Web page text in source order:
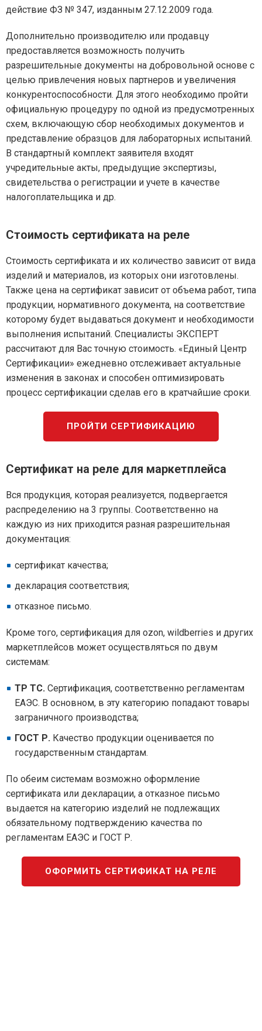
действие ФЗ № 347, изданным 27.12.2009 года.
Дополнительно производителю или продавцу
предоставляется возможность получить
разрешительные документы на добровольной основе с
целью привлечения новых партнеров и увеличения
конкурентоспособности. Для этого необходимо пройти
официальную процедуру по одной из предусмотренных
схем, включающую сбор необходимых документов и
представление образцов для лабораторных испытаний.
В стандартный комплект заявителя входят
учредительные акты, предыдущие экспертизы,
свидетельства о регистрации и учете в качестве
налогоплательщика и др.
Стоимость сертификата на реле
Стоимость сертификата и их количество зависит от вида
изделий и материалов, из которых они изготовлены.
Также цена на сертификат зависит от объема работ, типа
продукции, нормативного документа, на соответствие
которому будет выдаваться документ и необходимости
выполнения испытаний. Специалисты ЭКСПЕРТ
рассчитают для Вас точную стоимость. «Единый Центр
Сертификации» ежедневно отслеживает актуальные
изменения в законах и способен оптимизировать
процесс сертификации сделав его в кратчайшие сроки.
ПРОЙТИ СЕРТИФИКАЦИЮ
Сертификат на реле для маркетплейса
Вся продукция, которая реализуется, подвергается
распределению на 3 группы. Соответственно на
каждую из них приходится разная разрешительная
документация:
сертификат качества;
декларация соответствия;
отказное письмо.
Кроме того, сертификация для ozon, wildberries и других
маркетплейсов может осуществляться по двум
системам:
ТР ТС. Сертификация, соответственно регламентам
ЕАЭС. В основном, в эту категорию попадают товары
заграничного производства;
ГОСТ Р. Качество продукции оценивается по
государственным стандартам.
По обеим системам возможно оформление
сертификата или декларации, а отказное письмо
выдается на категорию изделий не подлежащих
обязательному подтверждению качества по
регламентам ЕАЭС и ГОСТ Р.
ОФОРМИТЬ СЕРТИФИКАТ НА РЕЛЕ